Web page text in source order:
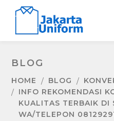
BLOG
HOME BLOG
INFO REKOMENDASI
KUALITAS TERBAIK DI
WA/TELEPON